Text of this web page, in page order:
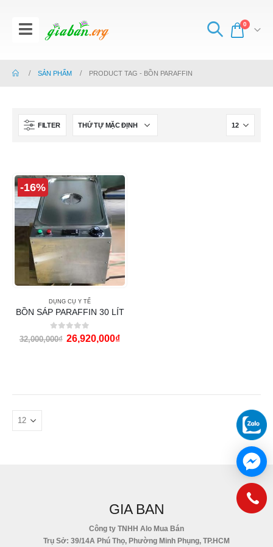
0
SẢN PHẨM PRODUCT TAG - BỒN PARAFFIN
FILTER
-16%
DỤNG CỤ Y TẾ
BỒN SÁP PARAFFIN 30 LÍT
0 out of 5
32,000,000₫ 26,920,000₫
GIA BAN
Công ty TNHH Alo Mua Bán
Trụ Sở: 39/14A Phú Thọ, Phường Minh Phụng, TP.HCM